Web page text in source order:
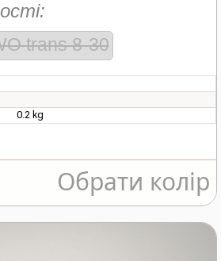
trans 8-30
0.2 kg
Обрати колір